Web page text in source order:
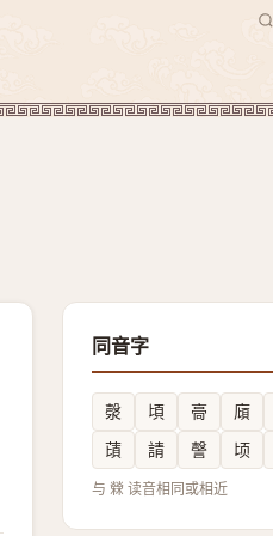
同音字
漀 頃 䯧 廎
䔛
請 謦 顷
与 檾 读音相同或相近